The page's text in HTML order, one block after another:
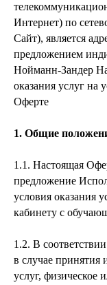
Интернет) по
Сайт), является
предложением
Нойманн-Зандер
оказания услуг на
Оферте
1. Общие
1.1. Настоящая
предложение
условия оказания
кабинету с
1.2. В
в случае
услуг, физическое